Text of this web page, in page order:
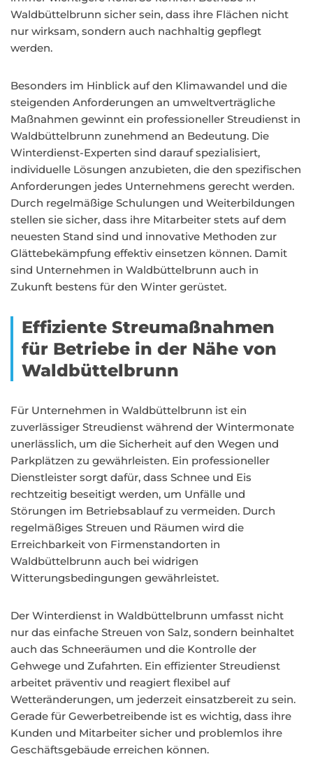
Waldbüttelbrunn sicher sein, dass ihre Flächen nicht
nur wirksam, sondern auch nachhaltig gepflegt
werden.
Besonders im Hinblick auf den Klimawandel und die
steigenden Anforderungen an umweltverträgliche
Maßnahmen gewinnt ein professioneller Streudienst in
Waldbüttelbrunn zunehmend an Bedeutung. Die
Winterdienst-Experten sind darauf spezialisiert,
individuelle Lösungen anzubieten, die den spezifischen
Anforderungen jedes Unternehmens gerecht werden.
Durch regelmäßige Schulungen und Weiterbildungen
stellen sie sicher, dass ihre Mitarbeiter stets auf dem
neuesten Stand sind und innovative Methoden zur
Glättebekämpfung effektiv einsetzen können. Damit
sind Unternehmen in Waldbüttelbrunn auch in
Zukunft bestens für den Winter gerüstet.
Effiziente Streumaßnahmen
für Betriebe in der Nähe von
Waldbüttelbrunn
Für Unternehmen in Waldbüttelbrunn ist ein
zuverlässiger Streudienst während der Wintermonate
unerlässlich, um die Sicherheit auf den Wegen und
Parkplätzen zu gewährleisten. Ein professioneller
Dienstleister sorgt dafür, dass Schnee und Eis
rechtzeitig beseitigt werden, um Unfälle und
Störungen im Betriebsablauf zu vermeiden. Durch
regelmäßiges Streuen und Räumen wird die
Erreichbarkeit von Firmenstandorten in
Waldbüttelbrunn auch bei widrigen
Witterungsbedingungen gewährleistet.
Der Winterdienst in Waldbüttelbrunn umfasst nicht
nur das einfache Streuen von Salz, sondern beinhaltet
auch das Schneeräumen und die Kontrolle der
Gehwege und Zufahrten. Ein effizienter Streudienst
arbeitet präventiv und reagiert flexibel auf
Wetteränderungen, um jederzeit einsatzbereit zu sein.
Gerade für Gewerbetreibende ist es wichtig, dass ihre
Kunden und Mitarbeiter sicher und problemlos ihre
Geschäftsgebäude erreichen können.